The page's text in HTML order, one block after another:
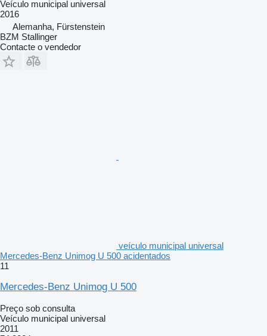
Veículo municipal universal
2016
Alemanha, Fürstenstein
BZM Stallinger
Contacte o vendedor
veículo municipal universal
Mercedes-Benz Unimog U 500 acidentados
11
Mercedes-Benz Unimog U 500
Preço sob consulta
Veículo municipal universal
2011